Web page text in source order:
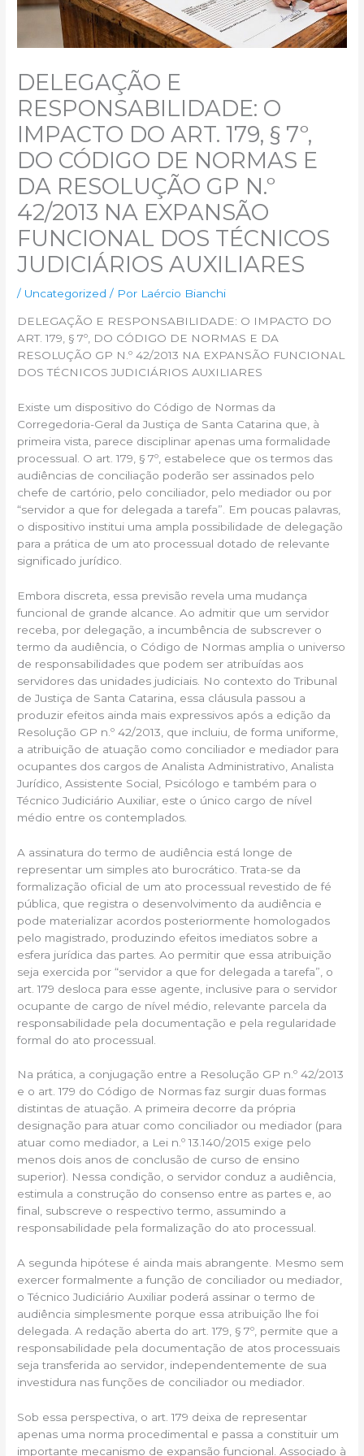
DELEGAÇÃO E
RESPONSABILIDADE: O
IMPACTO DO ART. 179, § 7º,
DO CÓDIGO DE NORMAS E
DA RESOLUÇÃO GP N.º
42/2013 NA EXPANSÃO
FUNCIONAL DOS TÉCNICOS
JUDICIÁRIOS AUXILIARES
/ Uncategorized / Por Laércio Bianchi
DELEGAÇÃO E RESPONSABILIDADE: O IMPACTO DO
ART. 179, § 7º, DO CÓDIGO DE NORMAS E DA
RESOLUÇÃO GP N.º 42/2013 NA EXPANSÃO FUNCIONAL
DOS TÉCNICOS JUDICIÁRIOS AUXILIARES
Existe um dispositivo do Código de Normas da
Corregedoria-Geral da Justiça de Santa Catarina que, à
primeira vista, parece disciplinar apenas uma formalidade
processual. O art. 179, § 7º, estabelece que os termos das
audiências de conciliação poderão ser assinados pelo
chefe de cartório, pelo conciliador, pelo mediador ou por
“servidor a que for delegada a tarefa”. Em poucas palavras,
o dispositivo institui uma ampla possibilidade de delegação
para a prática de um ato processual dotado de relevante
significado jurídico.
Embora discreta, essa previsão revela uma mudança
funcional de grande alcance. Ao admitir que um servidor
receba, por delegação, a incumbência de subscrever o
termo da audiência, o Código de Normas amplia o universo
de responsabilidades que podem ser atribuídas aos
servidores das unidades judiciais. No contexto do Tribunal
de Justiça de Santa Catarina, essa cláusula passou a
produzir efeitos ainda mais expressivos após a edição da
Resolução GP n.º 42/2013, que incluiu, de forma uniforme,
a atribuição de atuação como conciliador e mediador para
ocupantes dos cargos de Analista Administrativo, Analista
Jurídico, Assistente Social, Psicólogo e também para o
Técnico Judiciário Auxiliar, este o único cargo de nível
médio entre os contemplados.
A assinatura do termo de audiência está longe de
representar um simples ato burocrático. Trata-se da
formalização oficial de um ato processual revestido de fé
pública, que registra o desenvolvimento da audiência e
pode materializar acordos posteriormente homologados
pelo magistrado, produzindo efeitos imediatos sobre a
esfera jurídica das partes. Ao permitir que essa atribuição
seja exercida por “servidor a que for delegada a tarefa”, o
art. 179 desloca para esse agente, inclusive para o servidor
ocupante de cargo de nível médio, relevante parcela da
responsabilidade pela documentação e pela regularidade
formal do ato processual.
Na prática, a conjugação entre a Resolução GP n.º 42/2013
e o art. 179 do Código de Normas faz surgir duas formas
distintas de atuação. A primeira decorre da própria
designação para atuar como conciliador ou mediador (para
atuar como mediador, a Lei n.º 13.140/2015 exige pelo
menos dois anos de conclusão de curso de ensino
superior). Nessa condição, o servidor conduz a audiência,
estimula a construção do consenso entre as partes e, ao
final, subscreve o respectivo termo, assumindo a
responsabilidade pela formalização do ato processual.
A segunda hipótese é ainda mais abrangente. Mesmo sem
exercer formalmente a função de conciliador ou mediador,
o Técnico Judiciário Auxiliar poderá assinar o termo de
audiência simplesmente porque essa atribuição lhe foi
delegada. A redação aberta do art. 179, § 7º, permite que a
responsabilidade pela documentação de atos processuais
seja transferida ao servidor, independentemente de sua
investidura nas funções de conciliador ou mediador.
Sob essa perspectiva, o art. 179 deixa de representar
apenas uma norma procedimental e passa a constituir um
importante mecanismo de expansão funcional. Associado à